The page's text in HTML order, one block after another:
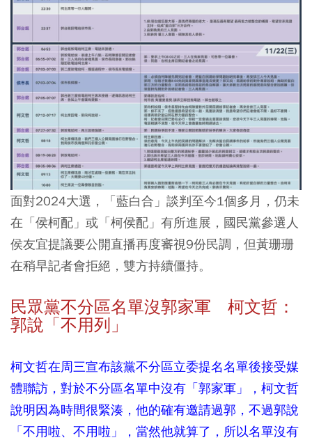
面對2024大選，「藍白合」談判至今1個多月，仍未
在「侯柯配」或「柯侯配」有所進展，國民黨參選人
侯友宜提議要公開直播再度審視9份民調，但黃珊珊
在稍早記者會拒絕，雙方持續僵持。
民眾黨不分區名單沒郭家軍 柯文哲：
郭說「不用列」
柯文哲在周三宣布該黨不分區立委提名名單後接受媒
體聯訪，對於不分區名單中沒有「郭家軍」，柯文哲
說明因為時間很緊湊，他的確有邀請過郭，不過郭說
「不用啦、不用啦」，當然他就算了，所以名單沒有